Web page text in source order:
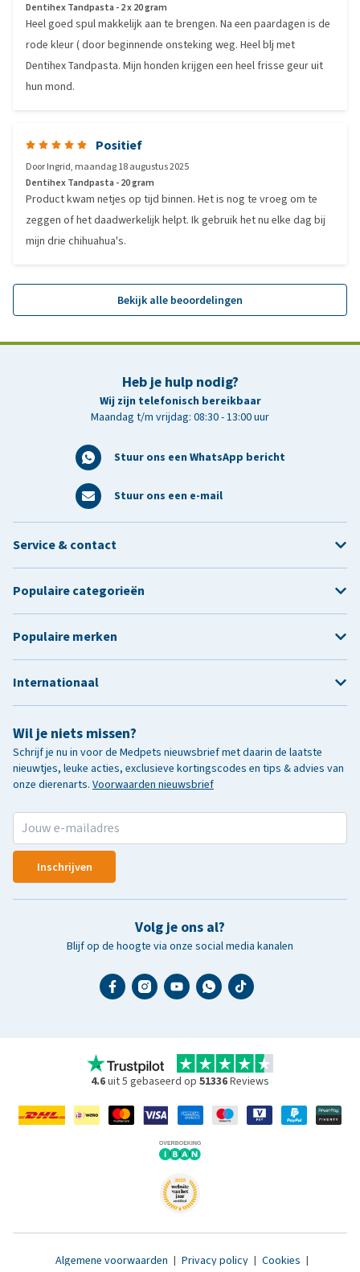
Dentihex Tandpasta - 2 x 20 gram
Heel goed spul makkelijk aan te brengen. Na een paardagen is de
rode kleur ( door beginnende onsteking weg. Heel blj met
Dentihex Tandpasta. Mijn honden krijgen een heel frisse geur uit
hun mond.
Positief
DoorIngrid, maandag 18 augustus 2025
Dentihex Tandpasta - 20 gram
Product kwam netjes op tijd binnen. Het is nog te vroeg om te
zeggen of het daadwerkelijk helpt. Ik gebruik het nu elke dag bij
mijn drie chihuahua's.
Bekijk alle beoordelingen
Heb je hulp nodig?
Wij zijn telefonisch bereikbaar
Maandag t/m vrijdag: 08:30 - 13:00 uur
Stuur ons een WhatsApp bericht
Stuur ons een e-mail
Wil je niets missen?
Schrijf je nu in voor de Medpets nieuwsbrief met daarin de laatste
nieuwtjes, leuke acties, exclusieve kortingscodes en tips & advies van
onze dierenarts. Voorwaarden nieuwsbrief
Inschrijven
Volg je ons al?
Blijf op de hoogte via onze social media kanalen
Service & contact
Populaire categorieën
Populaire merken
Internationaal
4.6uit 5 gebaseerd op 51336Reviews
Algemene voorwaarden | Privacy policy | Cookies |